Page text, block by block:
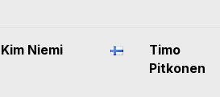
Kim Niemi
Timo
Pitkonen